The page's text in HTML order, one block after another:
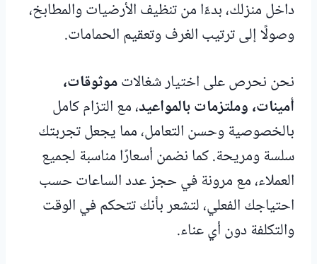
داخل منزلك، بدءًا من تنظيف الأرضيات والمطابخ،
وصولًا إلى ترتيب الغرف وتعقيم الحمامات.
نحن نحرص على اختيار شغالاتموثوقات،
أمينات، وملتزمات بالمواعيد، مع التزام كامل
بالخصوصية وحسن التعامل، مما يجعل تجربتك
سلسة ومريحة. كما نضمن أسعارًا مناسبة لجميع
العملاء، مع مرونة في حجز عدد الساعات حسب
احتياجك الفعلي، لتشعر بأنك تتحكم في الوقت
والتكلفة دون أي عناء.